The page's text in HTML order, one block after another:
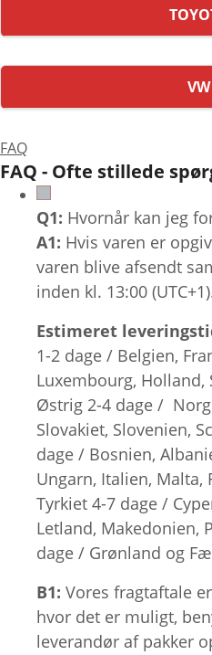
VW
FAQ
FAQ - Ofte stillede
Q1: Hvornår kan jeg
A1: Hvis varen er
varen blive afsendt
inden kl. 13:00
Estimeret
1-2 dage / Belgien,
Luxembourg, Holland,
Østrig 2-4 dage /
Slovakiet, Slovenien,
dage / Bosnien,
Ungarn, Italien,
Tyrkiet 4-7 dage /
Letland, Makedonien,
dage / Grønland og
B1: Vores fragtaftale
hvor det er muligt,
leverandør af pakker